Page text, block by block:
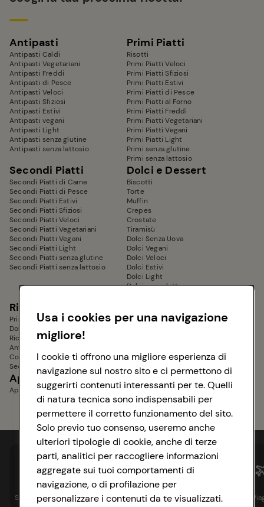
Antipasti
Antipasti Caldi
Antipasti Vegetariani
Antipasti Freddi
Antipasti di Pesce
Antipasti Veloci
Antipasti Sfiziosi
Antipasti Estivi
Antipasti vegani
Antipasti Light
Antipasti senza glutine
Antipasti senza lattosio
Primi Piatti
Risotti
Primi Piatti Veloci
Primi Piatti Sfiziosi
Primi Piatti Estivi
Primi Piatti di Pesce
Primi Piatti al Forno
Primi Piatti Freddi
Primi Piatti Vegetariani
Primi Piatti Vegani
Primi Piatti Light
Primi senza glutine
Primi senza lattosio
Secondi Piatti
Secondi Piatti di Carne
Secondi Piatti di Pesce
Secondi Piatti Estivi
Secondi Piatti Sfiziosi
Secondi Piatti Veloci
Secondi Piatti Vegetariani
Secondi Piatti Vegani
Secondi Piatti Light
Secondi Piatti senza glutine
Secondi Piatti senza lattosio
Dolci e Dessert
Biscotti
Torte
Muffin
Crepes
Crostate
Tiramisù
Dolci Senza Uova
Dolci Vegani
Dolci Veloci
Dolci Estivi
Dolci Light
Dolci senza latte
Ricette Bimby
Primi Piatti Bimby
Dolci Bimby
Ricette Dietetiche Bimby
Antipasti Bimby
Contorni Bimby
Secondi Piatti Bimby
Contorni di Verdure
Aperitivi e Stuzzichini
Aperitivi senza glutine
Piatti Unici
Spesa online Assicurazioni Sapori& Istituzionale
Usa i cookies per una navigazione
migliore!
I cookie ti offrono una migliore esperienza di
navigazione sul nostro sito e ci permettono di
suggerirti contenuti interessanti per te. Quelli
di natura tecnica sono indispensabili per
permettere il corretto funzionamento del sito.
Solo previo tuo consenso, useremo anche
ulteriori tipologie di cookie, anche di terze
parti, analitici per raccogliere informazioni
aggregate sui tuoi comportamenti di
navigazione, o di profilazione per
personalizzare i contenuti da te visualizzati.